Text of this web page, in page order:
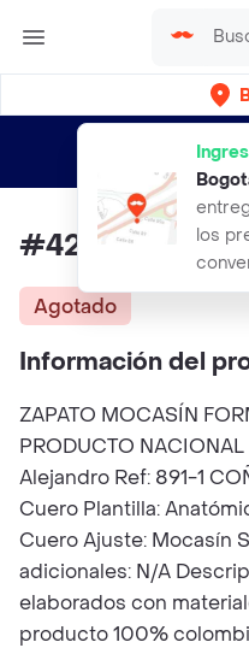
los
envíos gratis
#42 Zapato
Agotado
Información del
ZAPATO MOCASÍN
PRODUCTO
Alejandro Ref: 891-1
Cuero Plantilla:
Cuero Ajuste: Mocasín
adicionales: N/A
elaborados con
producto 100%